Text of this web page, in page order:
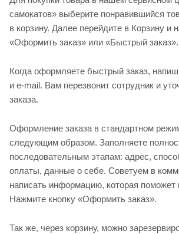
самокатов» выберите понравившийся
в корзину. Далее перейдите в Корзину и
«Оформить заказ» или «Быстрый заказ».
Когда оформляете быстрый заказ,
и e-mail. Вам перезвонит сотрудник и
заказа.
Оформление заказа в стандартном
следующим образом. Заполняете
последовательным этапам: адрес,
оплаты, данные о себе. Советуем в
написать информацию, которая поможет
Нажмите кнопку «Оформить заказ».
Так же, через корзину, можно